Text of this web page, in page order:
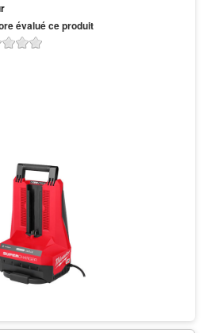
évalué ce produit